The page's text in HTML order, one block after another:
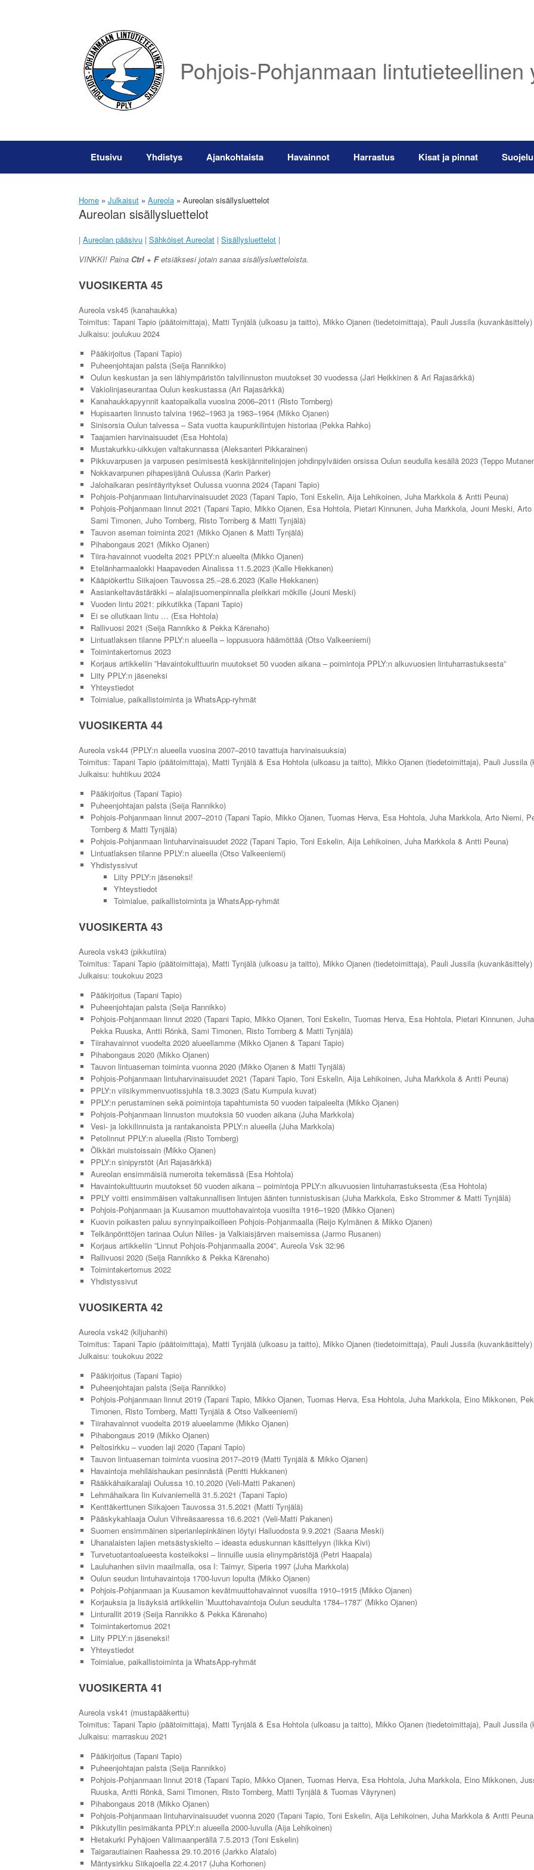
Pohjois-Pohjanmaan lintutieteellinen
Etusivu Yhdistys Ajankohtaista Havainnot Harrastus Kisat ja pinnat
Home » Julkaisut » Aureola » Aureolan sisällysluettelot
Aureolan sisällysluettelot
| Aureolan pääsivu | Sähköiset Aureolat | Sisällysluettelot |
VINKKI! Paina Ctrl + Fetsiäksesi jotain sanaa sisällysluetteloista.
VUOSIKERTA 45
Aureola vsk45 (kanahaukka)
Toimitus: Tapani Tapio (päätoimittaja), Matti Tynjälä (ulkoasu ja taitto), Mikko Ojanen (tiedetoimittaja), Pauli Jussila (kuvankäsittely)
Julkaisu: joulukuu 2024
Pääkirjoitus (Tapani Tapio)
Puheenjohtajan palsta (Seija Rannikko)
Oulun keskustan ja sen lähiympäristön talvilinnuston muutokset 30 vuodessa (Jari Heikkinen & Ari Rajasärkkä)
Vakiolinjaseurantaa Oulun keskustassa (Ari Rajasärkkä)
Kanahaukkapyynnit kaatopaikalla vuosina 2006–2011 (Risto Tornberg)
Hupisaarten linnusto talvina 1962–1963 ja 1963–1964 (Mikko Ojanen)
Sinisorsia Oulun talvessa – Sata vuotta kaupunkilintujen historiaa (Pekka Rahko)
Taajamien harvinaisuudet (Esa Hohtola)
Mustakurkku-uikkujen valtakunnassa (Aleksanteri Pikkarainen)
Pikkuvarpusen ja varpusen pesimisestä keskijännitelinjojen johdinpylväiden orsissa Oulun seudulla kesällä 2023 (Teppo
Nokkavarpunen pihapesijänä Oulussa (Karin Parker)
Jalohaikaran pesintäyritykset Oulussa vuonna 2024 (Tapani Tapio)
Pohjois-Pohjanmaan lintuharvinaisuudet 2023 (Tapani Tapio, Toni Eskelin, Aija Lehikoinen, Juha Markkola & Antti Peuna)
Pohjois-Pohjanmaan linnut 2021 (Tapani Tapio, Mikko Ojanen, Esa Hohtola, Pietari Kinnunen, Juha Markkola, Jouni Meski,
Sami Timonen, Juho Tornberg, Risto Tornberg & Matti Tynjälä)
Tauvon aseman toiminta 2021 (Mikko Ojanen & Matti Tynjälä)
Pihabongaus 2021 (Mikko Ojanen)
Tiira-havainnot vuodelta 2021 PPLY:n alueelta (Mikko Ojanen)
Etelänharmaalokki Haapaveden Ainalissa 11.5.2023 (Kalle Hiekkanen)
Kääpiökerttu Siikajoen Tauvossa 25.–28.6.2023 (Kalle Hiekkanen)
Aasiankeltavästäräkki – alalajisuomenpinnalla pleikkari mökille (Jouni Meski)
Vuoden lintu 2021: pikkutikka (Tapani Tapio)
Ei se ollutkaan lintu … (Esa Hohtola)
Rallivuosi 2021 (Seija Rannikko & Pekka Kärenaho)
Lintuatlaksen tilanne PPLY:n alueella – loppusuora häämöttää (Otso Valkeeniemi)
Toimintakertomus 2023
Korjaus artikkeliin ”Havaintokulttuurin muutokset 50 vuoden aikana – poimintoja PPLY:n alkuvuosien lintuharrastuksesta”
Liity PPLY:n jäseneksi
Yhteystiedot
Toimialue, paikallistoiminta ja WhatsApp-ryhmät
VUOSIKERTA 44
Aureola vsk44 (PPLY:n alueella vuosina 2007–2010 tavattuja harvinaisuuksia)
Toimitus: Tapani Tapio (päätoimittaja), Matti Tynjälä & Esa Hohtola (ulkoasu ja taitto), Mikko Ojanen (tiedetoimittaja), Pauli Jussila
Julkaisu: huhtikuu 2024
Pääkirjoitus (Tapani Tapio)
Puheenjohtajan palsta (Seija Rannikko)
Pohjois-Pohjanmaan linnut 2007–2010 (Tapani Tapio, Mikko Ojanen, Tuomas Herva, Esa Hohtola, Juha Markkola, Arto Niemi,
Tornberg & Matti Tynjälä)
Pohjois-Pohjanmaan lintuharvinaisuudet 2022 (Tapani Tapio, Toni Eskelin, Aija Lehikoinen, Juha Markkola & Antti Peuna)
Lintuatlaksen tilanne PPLY:n alueella (Otso Valkeeniemi)
Yhdistyssivut
Liity PPLY:n jäseneksi!
Yhteystiedot
Toimialue, paikallistoiminta ja WhatsApp-ryhmät
VUOSIKERTA 43
Aureola vsk43 (pikkutiira)
Toimitus: Tapani Tapio (päätoimittaja), Matti Tynjälä (ulkoasu ja taitto), Mikko Ojanen (tiedetoimittaja), Pauli Jussila (kuvankäsittely)
Julkaisu: toukokuu 2023
Pääkirjoitus (Tapani Tapio)
Puheenjohtajan palsta (Seija Rannikko)
Pohjois-Pohjanmaan linnut 2020 (Tapani Tapio, Mikko Ojanen, Toni Eskelin, Tuomas Herva, Esa Hohtola, Pietari Kinnunen,
Pekka Ruuska, Antti Rönkä, Sami Timonen, Risto Tornberg & Matti Tynjälä)
Tiirahavainnot vuodelta 2020 alueellamme (Mikko Ojanen & Tapani Tapio)
Pihabongaus 2020 (Mikko Ojanen)
Tauvon lintuaseman toiminta vuonna 2020 (Mikko Ojanen & Matti Tynjälä)
Pohjois-Pohjanmaan lintuharvinaisuudet 2021 (Tapani Tapio, Toni Eskelin, Aija Lehikoinen, Juha Markkola & Antti Peuna)
PPLY:n viisikymmenvuotissjuhla 18.3.3023 (Satu Kumpula kuvat)
PPLY:n perustaminen sekä poimintoja tapahtumista 50 vuoden taipaleelta (Mikko Ojanen)
Pohjois-Pohjanmaan linnuston muutoksia 50 vuoden aikana (Juha Markkola)
Vesi- ja lokkilinnuista ja rantakanoista PPLY:n alueella (Juha Markkola)
Petolinnut PPLY:n alueella (Risto Tornberg)
Ölkkäri muistoissain (Mikko Ojanen)
PPLY:n sinipyrstöt (Ari Rajasärkkä)
Aureolan ensimmäisiä numeroita tekemässä (Esa Hohtola)
Havaintokulttuurin muutokset 50 vuoden aikana – poimintoja PPLY:n alkuvuosien lintuharrastuksesta (Esa Hohtola)
PPLY voitti ensimmäisen valtakunnallisen lintujen äänten tunnistuskisan (Juha Markkola, Esko Strommer & Matti Tynjälä)
Pohjois-Pohjanmaan ja Kuusamon muuttohavaintoja vuosilta 1916–1920 (Mikko Ojanen)
Kuovin poikasten paluu synnyinpaikoilleen Pohjois-Pohjanmaalla (Reijo Kylmänen & Mikko Ojanen)
Telkänpönttöjen tarinaa Oulun Niiles- ja Valkiaisjärven maisemissa (Jarmo Rusanen)
Korjaus artikkeliin ”Linnut Pohjois-Pohjanmaalla 2004”, Aureola Vsk 32:96
Rallivuosi 2020 (Seija Rannikko & Pekka Kärenaho)
Toimintakertomus 2022
Yhdistyssivut
VUOSIKERTA 42
Aureola vsk42 (kiljuhanhi)
Toimitus: Tapani Tapio (päätoimittaja), Matti Tynjälä (ulkoasu ja taitto), Mikko Ojanen (tiedetoimittaja), Pauli Jussila (kuvankäsittely)
Julkaisu: toukokuu 2022
Pääkirjoitus (Tapani Tapio)
Puheenjohtajan palsta (Seija Rannikko)
Pohjois-Pohjanmaan linnut 2019 (Tapani Tapio, Mikko Ojanen, Tuomas Herva, Esa Hohtola, Juha Markkola, Eino Mikkonen,
Timonen, Risto Tornberg, Matti Tynjälä & Otso Valkeeniemi)
Tiirahavainnot vuodelta 2019 alueelamme (Mikko Ojanen)
Pihabongaus 2019 (Mikko Ojanen)
Peltosirkku – vuoden laji 2020 (Tapani Tapio)
Tauvon lintuaseman toiminta vuosina 2017–2019 (Matti Tynjälä & Mikko Ojanen)
Havaintoja mehiläishaukan pesinnästä (Pentti Hukkanen)
Rääkkähaikaralaji Oulussa 10.10.2020 (Veli-Matti Pakanen)
Lehmähaikara Iin Kuivaniemellä 31.5.2021 (Tapani Tapio)
Kenttäkerttunen Siikajoen Tauvossa 31.5.2021 (Matti Tynjälä)
Pääskykahlaaja Oulun Vihreäsaaressa 16.6.2021 (Veli-Matti Pakanen)
Suomen ensimmäinen siperianlepinkäinen löytyi Hailuodosta 9.9.2021 (Saana Meski)
Uhanalaisten lajien metsästyskielto – ideasta eduskunnan käsittelyyn (Iikka Kivi)
Turvetuotantoalueesta kosteikoksi – linnuille uusia elinympäristöjä (Petri Haapala)
Lauluhanhen siivin maailmalla, osa I: Taimyr, Siperia 1997 (Juha Markkola)
Oulun seudun lintuhavaintoja 1700-luvun lopulta (Mikko Ojanen)
Pohjois-Pohjanmaan ja Kuusamon kevätmuuttohavainnot vuosilta 1910–1915 (Mikko Ojanen)
Korjauksia ja lisäyksiä artikkeliin ’Muuttohavaintoja Oulun seudulta 1784–1787’ (Mikko Ojanen)
Linturallit 2019 (Seija Rannikko & Pekka Kärenaho)
Toimintakertomus 2021
Liity PPLY:n jäseneksi!
Yhteystiedot
Toimialue, paikallistoiminta ja WhatsApp-ryhmät
VUOSIKERTA 41
Aureola vsk41 (mustapääkerttu)
Toimitus: Tapani Tapio (päätoimittaja), Matti Tynjälä & Esa Hohtola (ulkoasu ja taitto), Mikko Ojanen (tiedetoimittaja), Pauli Jussila
Julkaisu: marraskuu 2021
Pääkirjoitus (Tapani Tapio)
Puheenjohtajan palsta (Seija Rannikko)
Pohjois-Pohjanmaan linnut 2018 (Tapani Tapio, Mikko Ojanen, Tuomas Herva, Esa Hohtola, Juha Markkola, Eino Mikkonen,
Ruuska, Antti Rönkä, Sami Timonen, Risto Tornberg, Matti Tynjälä & Tuomas Väyrynen)
Pihabongaus 2018 (Mikko Ojanen)
Pohjois-Pohjanmaan lintuharvinaisuudet vuonna 2020 (Tapani Tapio, Toni Eskelin, Aija Lehikoinen, Juha Markkola & Antti
Pikkutyllin pesimäkanta PPLY:n alueella 2000-luvulla (Aija Lehikoinen)
Hietakurki Pyhäjoen Välimaanperällä 7.5.2013 (Toni Eskelin)
Taigarautiainen Raahessa 29.10.2016 (Jarkko Alatalo)
Mäntysirkku Siikajoella 22.4.2017 (Juha Korhonen)